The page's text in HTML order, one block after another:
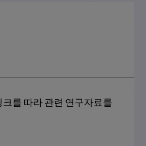
를 따라 관련 연구자료를